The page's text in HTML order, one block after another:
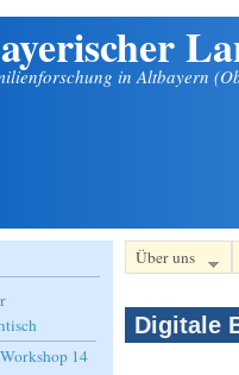
in Altbayern
Über uns
Digitale
14